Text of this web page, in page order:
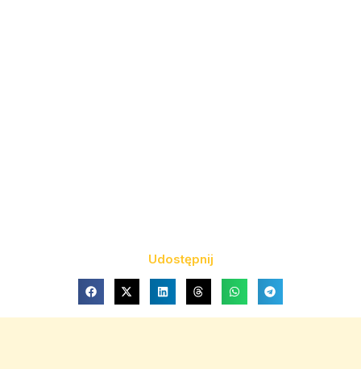
Udostępnij